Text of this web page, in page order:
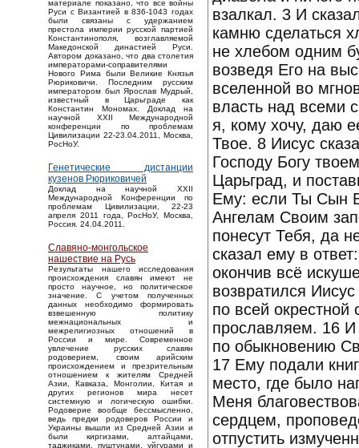
материале показано, что все войны
Руси с Византией в 836-1043 годах
были связаны с удержанием
престола империи русской партией
Константинополя, возглавляемой
Македонской династией Руси.
Автором доказано, что два столетия
императорами-соправителями
Нового Рима были Великие Князья
Рюриковичи. Последним русским
императором был Ярослав Мудрый,
известный в Царьграде как
Константин Мономах. Доклад на
научной XXII Международной
конференции по проблемам
Цивилизации 22-23.04.2011, Москва,
РосНоУ.
Генетические дистанции
кузенов Рюриковичей
Доклад на научной XXII
Международной Конференции по
проблемам Цивилизации, 22-23
апреля 2011 года, РосНоУ, Москва,
Россия. 24.04.2011.
Славяно-монгольское
нашествие на Русь
Результаты нашего исследования
происхождения славян имеют не
просто научное, но политическое
значение. С учетом полученных
данных необходимо формировать
взвешенную политику
межнациональных и
межрелигиозных отношений в
России и мире. Современное
увлечение русских славян
родоверием, своим арийским
происхождением и презрительным
отношением к жителям Средней
Азии, Кавказа, Монголии, Китая и
других регионов мира несет
системную и логическую ошибки.
Родоверие вообще бессмысленно,
ведь предки родоверов России и
Украины вышли из Средней Азии и
были киргизами, алтайцами,
таджиками, пуштунами, уйгурами и
взалкал. 3 И
камню сделаться
не хлебом одним
возведя Его на
вселенной во
власть над всеми
я, кому хочу, даю
Твое. 8 Иисус
Господу Богу
Царьград, и
Ему: если Ты Сын
Ангелам Своим
понесут Тебя, да
сказал ему в
окончив всё
возвратился
по всей
прославляем. 16
по обыкновению
17 Ему подали
место, где было
Меня
сердцем,
отпустить